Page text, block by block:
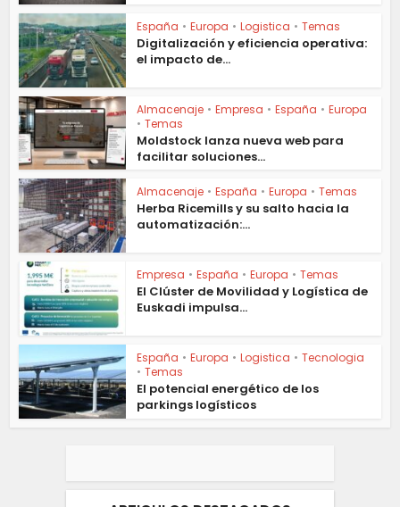
España • Europa • Logistica • Temas
Digitalización y eficiencia operativa:
el impacto de...
Almacenaje • Empresa • España • Europa
• Temas
Moldstock lanza nueva web para
facilitar soluciones...
Almacenaje • España • Europa • Temas
Herba Ricemills y su salto hacia la
automatización:...
Empresa • España • Europa • Temas
El Clúster de Movilidad y Logística de
Euskadi impulsa...
España • Europa • Logistica • Tecnologia
• Temas
El potencial energético de los
parkings logísticos